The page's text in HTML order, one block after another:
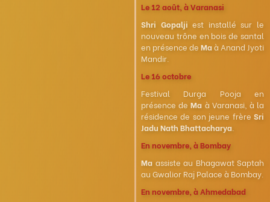
Le 12 août, à Varanasi
Shri Gopalji est installé sur le
nouveau trône en bois de santal
en présence de Maà Anand Jyoti
Mandir.
Le 16 octobre
Festival Durga Pooja en
présence deMa à Varanasi, à la
résidence de son jeune frère Sri
Jadu Nath Bhattacharya
En novembre, à Bombay
Ma assiste au Bhagawat Saptah
au Gwalior Raj Palace à Bombay.
En novembre, à Ahmedabad